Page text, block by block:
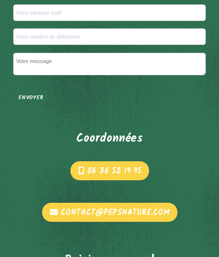
Votre adresse mail
Votre numéro de téléphone
Votre message
Coordonnées
06 36 52 19 95
CONTACT@PEPSNATURE.COM